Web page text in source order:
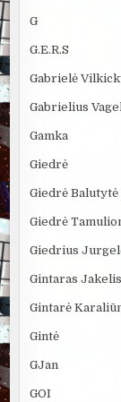
G
G.E.R.S
Gabrielė
Gabrielius
Gamka
Giedrė
Giedrė Balutytė
Giedrė
Giedrius
Gintaras Jakelis
Gintarė
Gintė
GJan
GOI